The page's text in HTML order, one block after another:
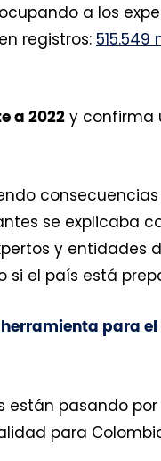
a los
registros:
a 2022 y confirma
se explicaba
y entidades
si el país está
para
pasando
para